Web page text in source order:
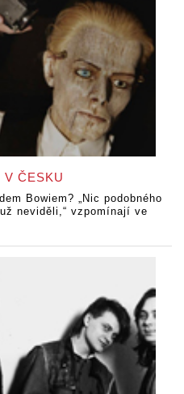
V ČESKU
Bowiem? „Nic podobného
neviděli,“ vzpomínají ve